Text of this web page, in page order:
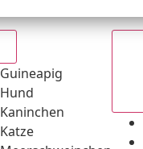
Guineapig
Hund
Kaninchen
Katze